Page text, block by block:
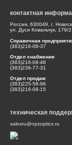
контактная
Россия, 630049, г.
ул. Дуси Ковальчук, 179/2
Справочная
(383)216-08-37
Отдел снабжения
(383)216-08-48
(383)236-77-31
Отдел продаж
(383)225-58-96
(383)216-08-15
техническая
salesru@npzoptics.ru